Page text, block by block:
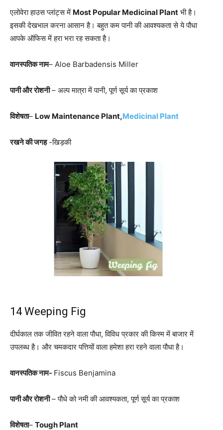
एलोवेरा हाउस प्लांट्स में Most Popular Medicinal Plant भी है।
इसकी देखभाल करना आसान है। बहुत कम पानी की आवश्यकता से ये पौधा
आपके ऑफिस में हरा भरा रह सकता है।
वानस्पतिक नाम– Aloe Barbadensis Miller
पानी और रोशनी– अल्प मात्रा में पानी, पूर्ण सूर्य का प्रकाश
विशेषता– Low Maintenance Plant,Medicinal Plant
रखने की जगह-खिड़की
14 Weeping Fig
दीर्घकाल तक जीवित रहने वाला पौधा, विविध प्रकार की किस्म में बाजार में
उपलब्ध है। और चमकदार पत्तियों वाला हमेशा हरा रहने वाला पौधा है।
वानस्पतिक नाम- Fiscus Benjamina
पानी और रोशनी– पौधे को नमी की आवश्यकता, पूर्ण सूर्य का प्रकाश
विशेषता– Tough Plant